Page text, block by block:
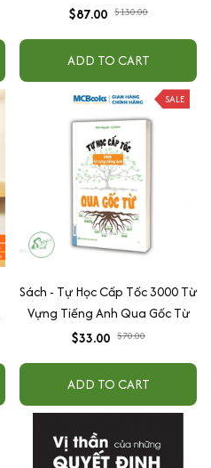
AI Agent + AI siêu mạnh + 3
+ Xu hướng
$87.00 $130.00
ADD TO CART
SALE
Sách - Tự Học Cấp Tốc 3000 Từ
Vựng Tiếng Anh Qua Gốc Từ
$33.00 $70.00
ADD TO CART